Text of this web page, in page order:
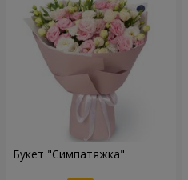
Букет "Симпатяжка"